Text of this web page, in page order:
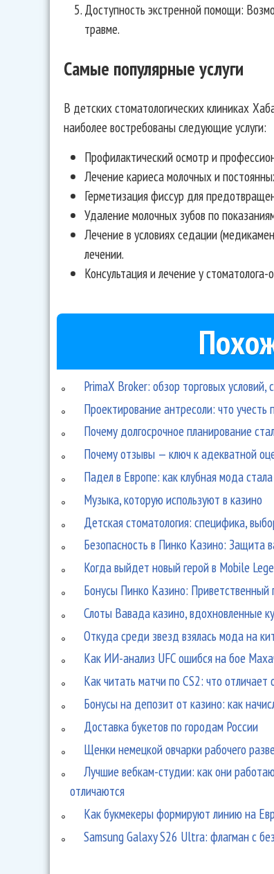
Доступность экстренной помощи:
травме.
Самые популярные услуги
В детских стоматологических клиниках
наиболее востребованы следующие услуги:
Профилактический осмотр и
Лечение кариеса молочных и
Герметизация фиссур для
Удаление молочных зубов по
Лечение в условиях седации
лечении.
Консультация и лечение у
PrimaX Broker: обзор торговых условий,
Проектирование антресоли: что
Почему долгосрочное планирование
Почему отзывы — ключ к адекватной
Падел в Европе: как клубная мода
Музыка, которую используют в казино
Детская стоматология: специфика,
Безопасность в Пинко Казино: Защита
Когда выйдет новый герой в Mobile
Бонусы Пинко Казино: Приветственный
Слоты Вавада казино, вдохновленные
Откуда среди звезд взялась мода на
Как ИИ-анализ UFC ошибся на бое
Как читать матчи по CS2: что отличает
Бонусы на депозит от казино: как
Доставка букетов по городам России
Щенки немецкой овчарки рабочего
Лучшие вебкам-студии: как они
отличаются
Как букмекеры формируют линию на
Samsung Galaxy S26 Ultra: флагман с